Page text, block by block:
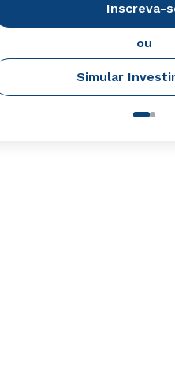
Inscreva-
ou
Simular